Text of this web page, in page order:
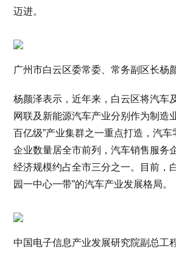
迈进。
广州市白云区委常委、常务副区长杨
杨颜泽表示，近年来，白云区将汽车
网联及新能源汽车产业分别作为制造
百亿级”产业集群之一重点打造，汽
企业数量居全市前列，汽车销售服务
经济规模约占全市三分之一。目前，
园一中心一带”的汽车产业发展格局。
中国电子信息产业发展研究院副总工